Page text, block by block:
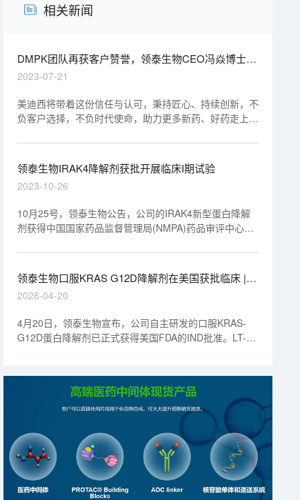
相关新闻
DMPK团队再获客户赞誉，领泰生物CEO冯焱博士亲
临美迪西授奖
2023-07-21
美迪西将带着这份信任与认可，秉持匠心、持续创新，不
负客户选择，不负时代使命，助力更多新药、好药走上临
领泰生物IRAK4降解剂获批开展临床I期试验
2023-10-26
10月25号，领泰生物公告，公司的IRAK4新型蛋白降解
剂获得中国国家药品监督管理局(NMPA)药品审评中心
（Hidradenitis Suppurativa, HS），另一适应症特异性皮
炎（Atopic Dermatitis, AD）的申请正在审阅中。该管线
已于2023年5月24日获得美国食品药品监督管理局
（FDA）的正式批准，主要用于治疗化脓性汗腺炎
Dermatitis, AD）。
领泰生物口服KRAS G12D降解剂在美国获批临床 | 1
分钟药闻速览
2026-04-20
4月20日，领泰生物宣布，公司自主研发的口服KRAS-
G12D蛋白降解剂已正式获得美国FDA的IND批准。LT-